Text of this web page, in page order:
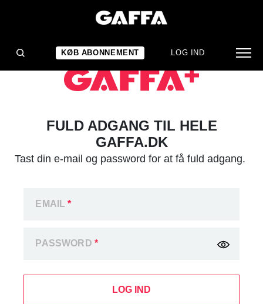
KØB ABONNEMENT LOG IND
FULD ADGANG TIL HELE
GAFFA.DK
Tast din e-mail og password for at få fuld adgang.
EMAIL*
PASSWORD *
LOG IND